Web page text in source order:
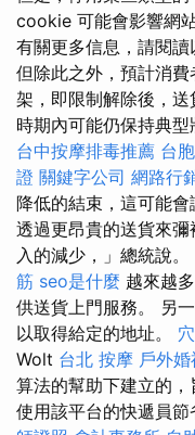
cookie 可能會影響網
有關更多信息，請閱讀
但除此之外，預計消
架，即限制解除後，
時期內可能仍保持典型
台中按摩排毒推薦 台
證 關鍵字公司 網路行
降低的結束，這可能
透過更昂貴的送貨來
入的減少，」總統說。
筋 seo是什麼 越來越
供送貨上門服務。 另
以取得給定的地址。
Wolt 台北 按摩 戶外婚
算法的幫助下建立的
使用該平台的快遞員節